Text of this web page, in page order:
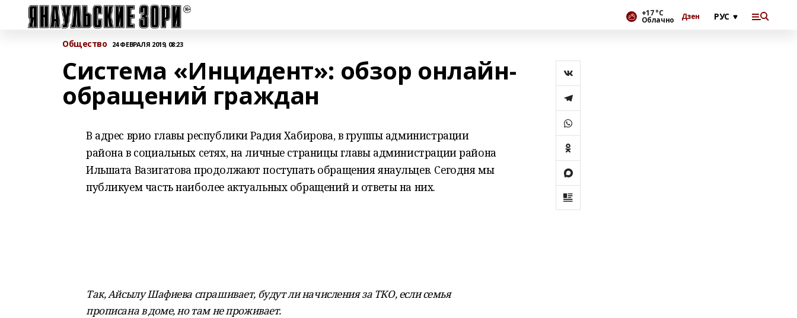
+17 °С
Облачно Дзен
Общество 24 ФЕВРАЛЯ 2019, 08:23
Система «Инцидент»: обзор онлайн-
обращений граждан
В адрес врио главы республики Радия Хабирова, в группы администрации
района в социальных сетях, на личные страницы главы администрации района
Ильшата Вазигатова продолжают поступать обращения янаульцев. Сегодня мы
публикуем часть наиболее актуальных обращений и ответы на них.
Так, Айсылу Шафиева спрашивает, будут ли начисления за ТКО, если семья
прописана в доме, но там не проживает.